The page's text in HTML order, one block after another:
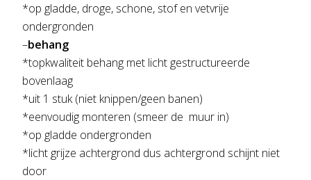
*op gladde, droge, schone, stof en vetvrije
ondergronden
–behang
*topkwaliteit behang met licht gestructureerde
bovenlaag
*uit 1 stuk (niet knippen/geen banen)
*eenvoudig monteren (smeer de muur in)
*op gladde ondergronden
*licht grijze achtergrond dus achtergrond schijnt niet
door